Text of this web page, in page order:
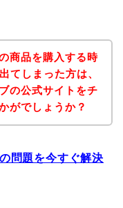
商品を購入する時
てしまった方は、
の公式サイトをチ
がでしょうか？
問題を今すぐ解決